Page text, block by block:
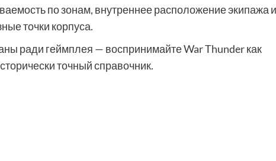
по зонам, внутреннее расположение экипажа и
точки корпуса.
ради геймплея — воспринимайте War Thunder как
точный справочник.